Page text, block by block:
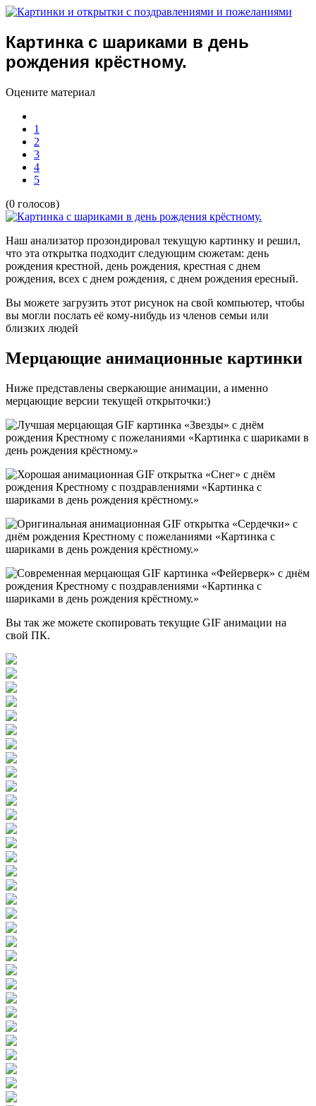
Картинка с шариками в день
рождения крёстному.
Оцените материал
1
2
3
4
5
(0 голосов)
Наш анализатор прозондировал текущую картинку и решил,
что эта открытка подходит следующим сюжетам: день
рождения крестной, день рождения, крестная с днем
рождения, всех с днем рождения, с днем рождения ересный.
Вы можете загрузить этот рисунок на свой компьютер, чтобы
вы могли послать её кому-нибудь из членов семьи или
близких людей
Мерцающие анимационные картинки
Ниже представлены сверкающие анимации, а именно
мерцающие версии текущей открыточки:)
Вы так же можете скопировать текущие GIF анимации на
свой ПК.